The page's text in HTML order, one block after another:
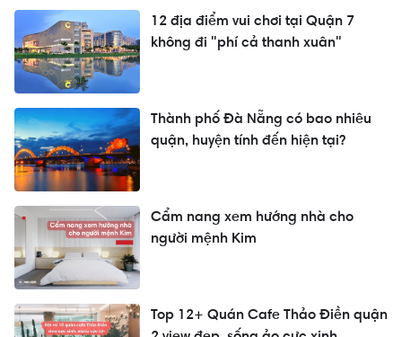
12 địa điểm vui chơi tại Quận 7
không đi "phí cả thanh xuân"
Thành phố Đà Nẵng có bao nhiêu
quận, huyện tính đến hiện tại?
Cẩm nang xem hướng nhà cho
người mệnh Kim
Top 12+ Quán Cafe Thảo Điền quận